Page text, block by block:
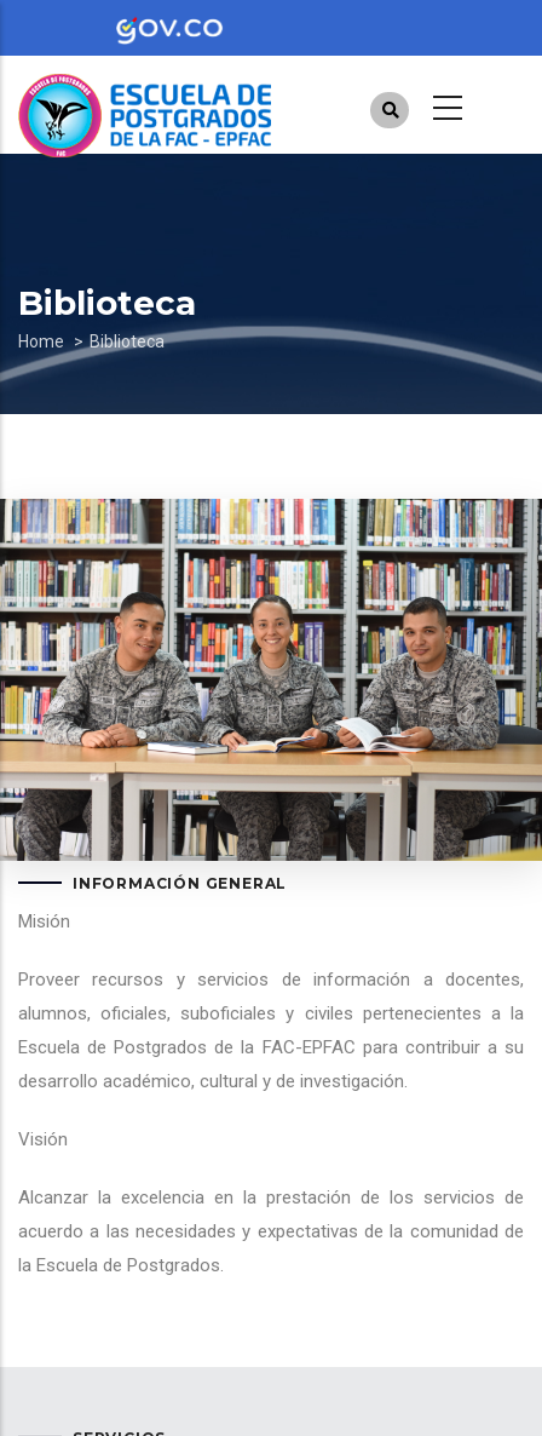
main
content
Biblioteca
Breadcrumb
Home Biblioteca
INFORMACIÓN GENERAL
Misión
Proveer recursos y servicios de información a docentes,
alumnos, oficiales, suboficiales y civiles pertenecientes a la
Escuela de Postgrados de la FAC-EPFAC para contribuir a su
desarrollo académico, cultural y de investigación.
Visión
Alcanzar la excelencia en la prestación de los servicios de
acuerdo a las necesidades y expectativas de la comunidad de
la Escuela de Postgrados.